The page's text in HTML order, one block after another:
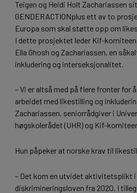
Teigen og Heidi Holt Zachariassen
GENDERACTIONplus ett av to
Europa som skal støtte opp om
I dette prosjektet leder Kif-
Ella Ghosh og Zachariassen, en
inkludering og interseksjonalitet.
– Vi er altså med på flere fronter for
arbeidet med likestilling og
Zachariassen, seniorrådgiver i
høgskolerådet (UHR) og Kif-
Hun påpeker at norske krav til
– Det kom en utvidet aktivitetsplikt
diskrimineringsloven fra 2020. I